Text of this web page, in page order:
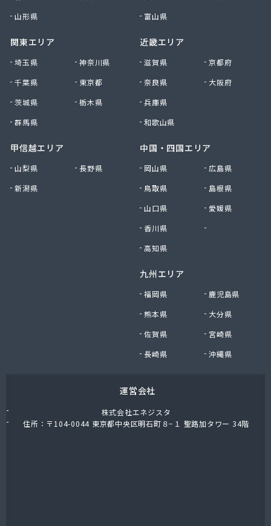
株式会社森上製油所
株式会社杉浦林産給油所
株式会社清川商店
株式会社青木サービス
株式会社石川鉄沖商店
株式会社石泰商会
株式会社鷹羽商店
株式会社中部燃料
株式会社土川油店 L.P.G充填所
株式会社油直 オートガススタンド
丸井商店外之原支店
丸金薪炭店
山形県
関東エリア
埼玉県
神奈川県
千葉県
東京都
茨城県
栃木県
群馬県
甲信越エリア
山梨県
長野県
新潟県
富山県
近畿エリア
滋賀県
京都府
奈良県
大阪府
兵庫県
和歌山県
中国・四国エリア
岡山県
広島県
鳥取県
島根県
山口県
愛媛県
香川県
高知県
九州エリア
福岡県
鹿児島県
熊本県
大分県
佐賀県
宮崎県
長崎県
沖縄県
運営会社
株式会社エネジスタ
住所：〒104-0044 東京都中央区明石町８−１ 聖路加タワー 34階